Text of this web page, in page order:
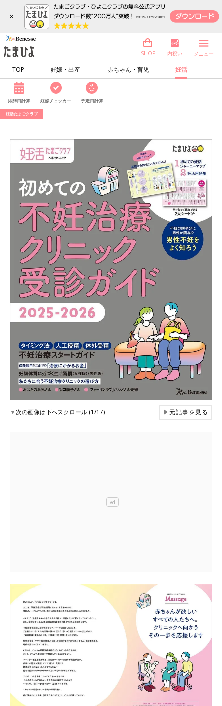
×
TOP 妊娠・出産 赤ちゃん・育児 妊活
SHOP 内祝い メニュー
排卵日計算 妊娠チェッカー 予定日計算
妊活たまごクラブ
▼次の画像は下へスクロール (1/17) ▶元記事を見る